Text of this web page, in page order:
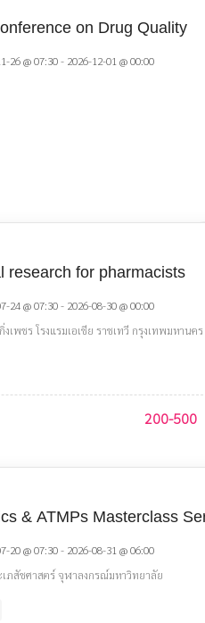
on Drug Quality
26 @ 07:30 - 2026-12-01 @ 00:00
research for pharmacists
24 @ 07:30 - 2026-08-30 @ 00:00
เพชร โรงแรมเอเชีย ราชเทวี กรุงเทพมหานคร
200-500
& ATMPs Masterclass
20 @ 07:30 - 2026-08-31 @ 06:00
ภสัชศาสตร์ จุฬาลงกรณ์มหาวิทยาลัย